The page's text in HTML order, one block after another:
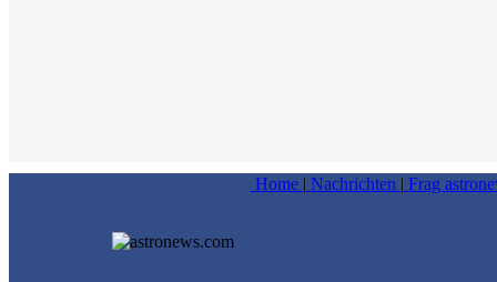
Home | Nachrichten | Frag